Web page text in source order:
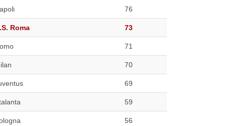
76
Roma 73
71
70
69
59
56